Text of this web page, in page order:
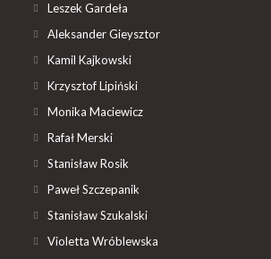
Leszek Gardeła
Aleksander Gieysztor
Kamil Kajkowski
Krzysztof Lipiński
Monika Maciewicz
Rafał Merski
Stanisław Rosik
Paweł Szczepanik
Stanisław Szukalski
Violetta Wróblewska